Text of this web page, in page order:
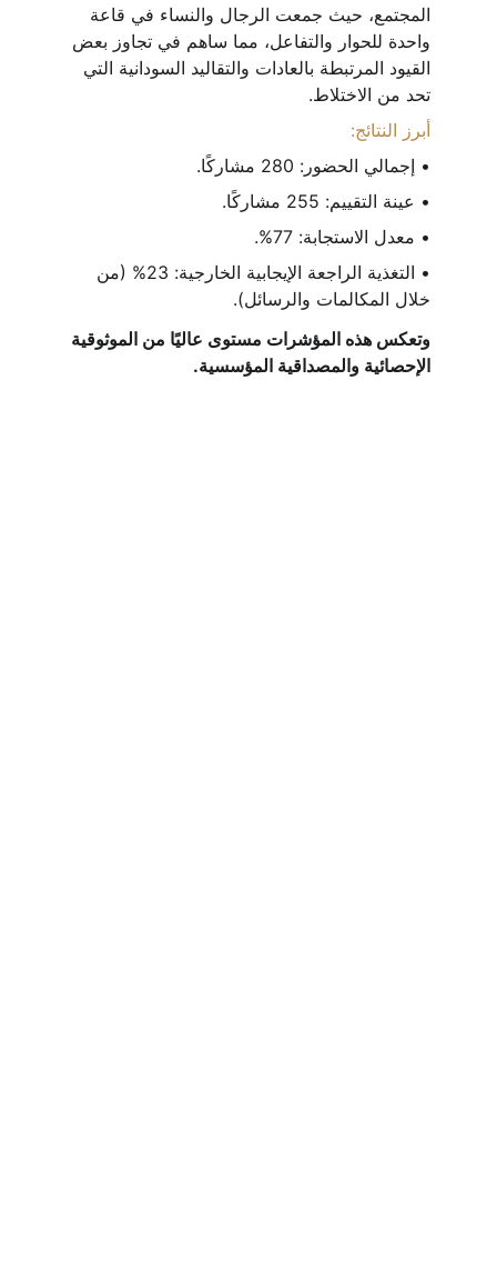
المجتمع، حيث جمعت الرجال والنساء في قاعة
واحدة للحوار والتفاعل، مما ساهم في تجاوز بعض
القيود المرتبطة بالعادات والتقاليد السودانية التي
تحد من الاختلاط.
أبرز النتائج:
• إجمالي الحضور: 280 مشاركًا.
• عينة التقييم: 255 مشاركًا.
• معدل الاستجابة: 77%.
• التغذية الراجعة الإيجابية الخارجية: 23% (من
خلال المكالمات والرسائل).
وتعكس هذه المؤشرات مستوى عاليًا من الموثوقية
الإحصائية والمصداقية المؤسسية.